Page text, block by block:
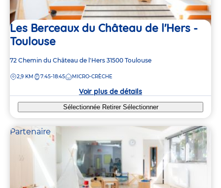
Les Berceaux du Château de l'Hers -
Toulouse
Adresse
la
72 Chemin du Château de l'Hers 31500 Toulouse
DISTANCE
2,9 KM 7:45-18:45 MICRO-CRÈCHE
Voir plus de détails
Sélectionnée Retirer Sélectionner
Partenaire